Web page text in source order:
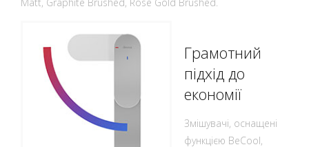
Грамотний
підхід до
економії
Змішувачі, оснащені
функцією BeCool,